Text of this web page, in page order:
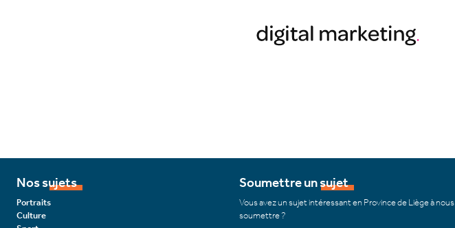
Nos sujets
Portraits
Culture
Soumettre un sujet
Vous avez un sujet intéressant en Province de Liège à nous
soumettre ?